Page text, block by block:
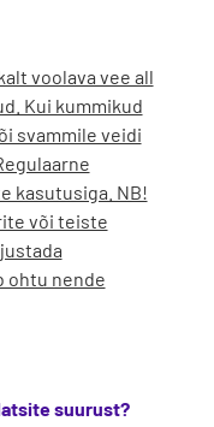
voolava vee all
Kui kummikud
svammile veidi
kasutusiga. NB!
või teiste
ohtu nende
suurust?